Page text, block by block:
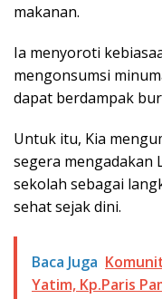
makanan.
Ia menyoroti
mengonsumsi
dapat berdampak
Untuk itu, Kia
segera mengadakan
sekolah sebagai
sehat sejak dini.
Baca Juga
Yatim, Kp.Paris